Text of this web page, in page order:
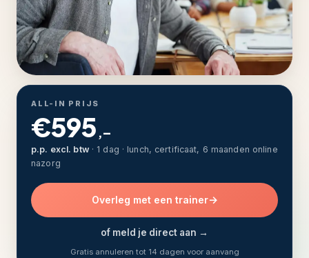
ALL-IN PRIJS
€595 ,–
p.p. excl. btw· 1 dag · lunch, certificaat, 6 maanden online
nazorg
Overleg met een trainer
of meld je direct aan →
Gratis annuleren tot 14 dagen voor aanvang